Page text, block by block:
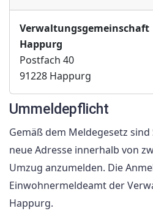
Verwaltungsgemeinschaft
Happurg
Postfach 40
91228 Happurg
Ummeldepflicht
Gemäß dem Meldegesetz
neue Adresse innerhalb von
Umzug anzumelden. Die
Einwohnermeldeamt der
Happurg.